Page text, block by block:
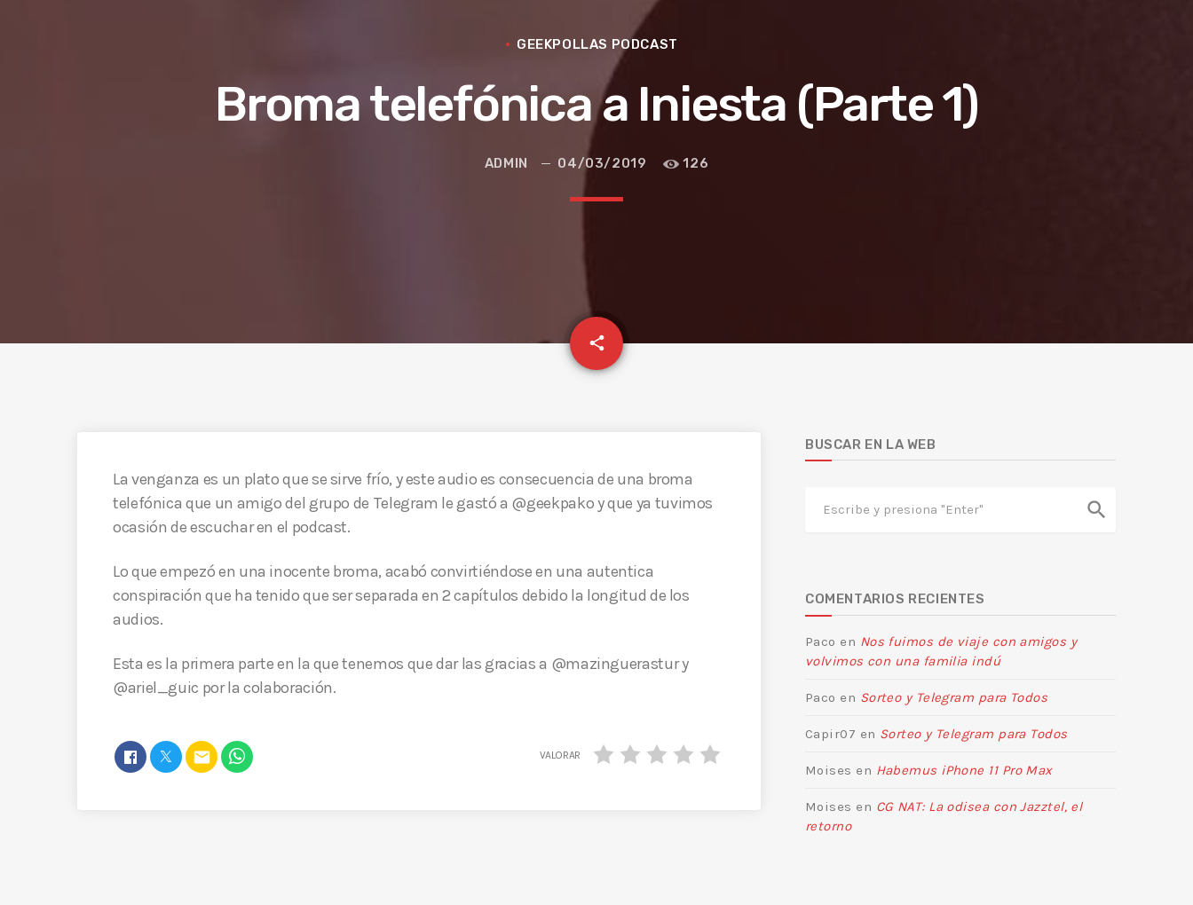
GEEKPOLLAS PODCAST
Broma telefónica a Iniesta (Parte 1)
ADMIN 04/03/2019 126
share
email
La venganza es un plato que se sirve frío, y este audio es consecuencia de una broma
telefónica que un amigo del grupo de Telegram le gastó a @geekpako y que ya tuvimos
ocasión de escuchar en el podcast.
Lo que empezó en una inocente broma, acabó convirtiéndose en una autentica
conspiración que ha tenido que ser separada en 2 capítulos debido la longitud de los
audios.
Esta es la primera parte en la que tenemos que dar las gracias a @mazinguerastur y
@ariel_guic por la colaboración.
email VALORAR
BUSCAR EN LA WEB
search
COMENTARIOS RECIENTES
Paco en Nos fuimos de viaje con amigos y
volvimos con una familia indú
Paco en Sorteo y Telegram para Todos
Capir07 en Sorteo y Telegram para Todos
Moises en Habemus iPhone 11 Pro Max
Moises en CG NAT: La odisea con Jazztel, el
retorno